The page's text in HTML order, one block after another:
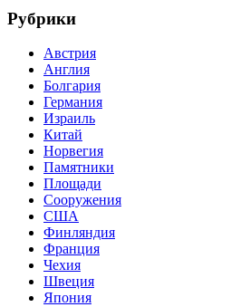
Рубрики
Австрия
Англия
Болгария
Германия
Израиль
Китай
Норвегия
Памятники
Площади
Сооружения
США
Финляндия
Франция
Чехия
Швеция
Япония